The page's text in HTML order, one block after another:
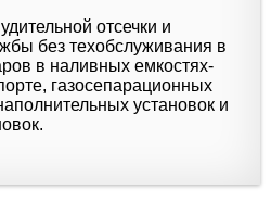
отсечки и
без техобслуживания в
в наливных емкостях-
газосепарационных
установок и